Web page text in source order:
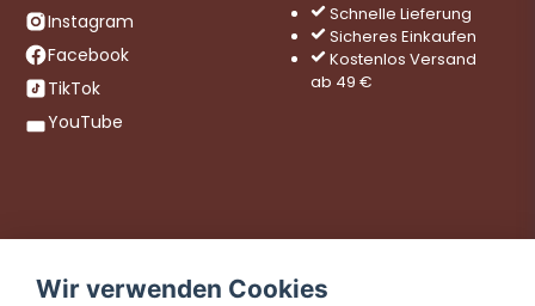
Instagram
Facebook
TikTok
YouTube
Schnelle Lieferung
Sicheres Einkaufen
Kostenlos Versand
ab 49 €
Wir verwenden Cookies